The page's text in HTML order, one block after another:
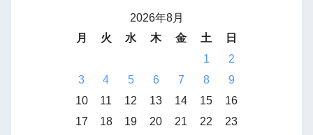
2026年8月
月
火 水 木 金 土
日
1
2
3
4 5 6 7 8
9
10
11 12 13 14 15
16
17
18 19 20 21 22
23